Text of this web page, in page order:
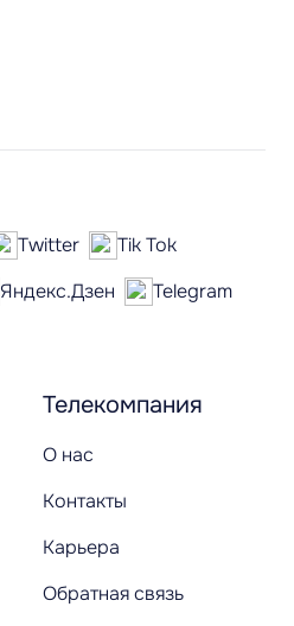
Телекомпания
О нас
Контакты
Карьера
Обратная связь
Twitter
Tik Tok
Яндекс.Дзен
Telegram